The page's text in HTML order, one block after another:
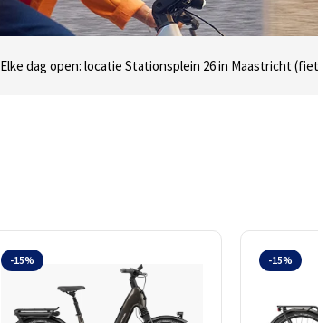
Sphinxlunet 1 in Maastricht (e-bikes) en
Elke dag open: locatie Stationsplein 26 in Maastricht
Onze missie? Tevreden klanten!
-15% -15%